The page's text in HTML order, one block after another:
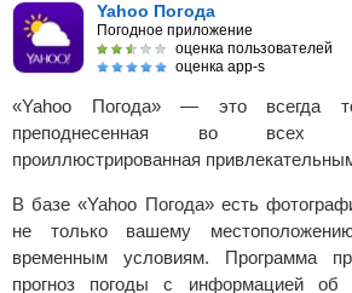
Yahoo Погода
Погодное приложение
оценка пользователей
оценка app-s
«Yahoo Погода» — это всегда
преподнесенная во всех
проиллюстрированная
В базе «Yahoo Погода» есть
не только вашему
временным условиям. Программа
прогноз погоды с информацией об